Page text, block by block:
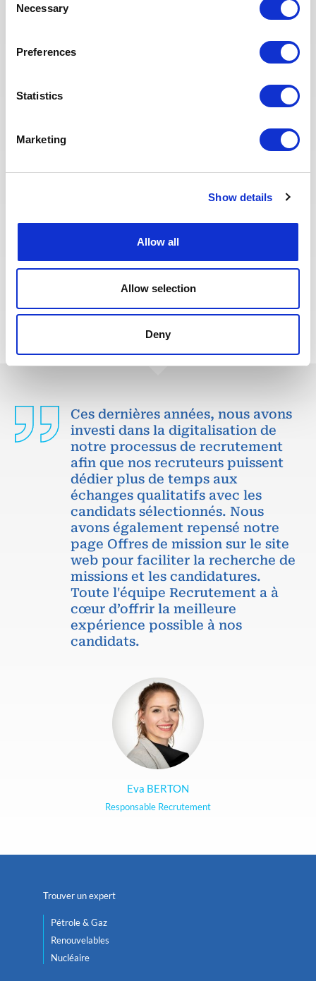
Selection
Necessary
Preferences
Statistics
Marketing
Show details
Allow all
Allow selection
Deny
POSTULEZ MAINTENANT
CONSTRUCTION & MISE EN SERVICE
Building Supervisor
RÉF : 10501
POSTULEZ MAINTENANT
Eva BERTON
Responsable Recrutement
Ces dernières années, nous avons
investi dans la digitalisation de
notre processus de recrutement
afin que nos recruteurs puissent
dédier plus de temps aux
échanges qualitatifs avec les
candidats sélectionnés. Nous
avons également repensé notre
page Offres de mission sur le site
web pour faciliter la recherche de
missions et les candidatures.
Toute l'équipe Recrutement a à
cœur d’offrir la meilleure
expérience possible à nos
candidats.
Trouver un expert
Pétrole & Gaz
Renouvelables
Nucléaire